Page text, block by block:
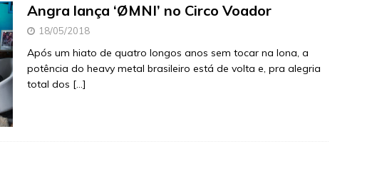
Angra lança ‘ØMNI’ no Circo Voador
18/05/2018
Após um hiato de quatro longos anos sem tocar na lona, a
potência do heavy metal brasileiro está de volta e, pra alegria
total dos […]